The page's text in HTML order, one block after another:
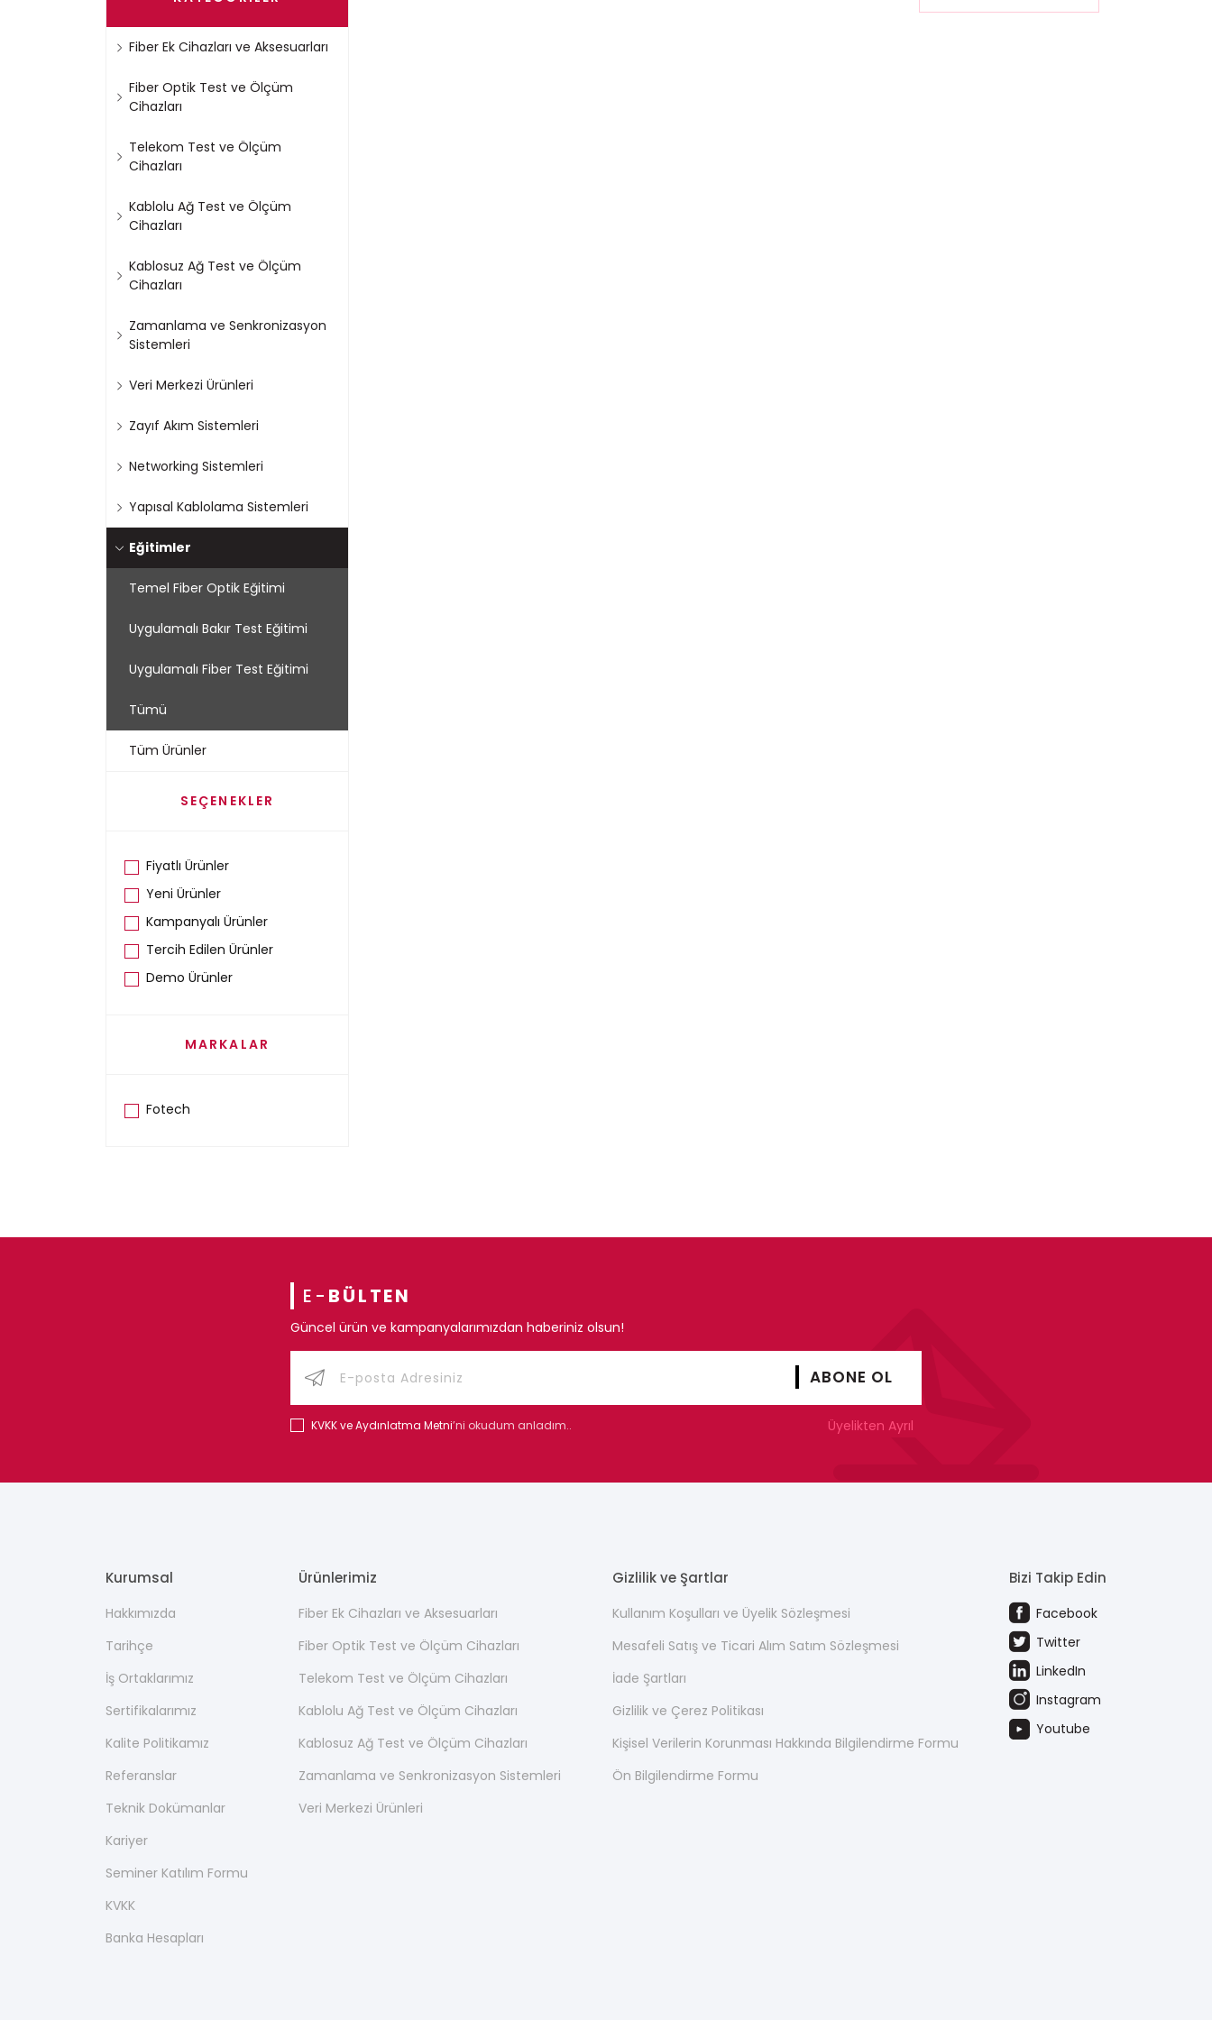
Fiber Ek Cihazları ve Aksesuarları
Fiber Optik Test ve Ölçüm
Cihazları
Telekom Test ve Ölçüm
Cihazları
Kablolu Ağ Test ve Ölçüm
Cihazları
Kablosuz Ağ Test ve Ölçüm
Cihazları
Zamanlama ve Senkronizasyon
Sistemleri
Veri Merkezi Ürünleri
Zayıf Akım Sistemleri
Networking Sistemleri
Yapısal Kablolama Sistemleri
Eğitimler
Temel Fiber Optik Eğitimi
Uygulamalı Bakır Test Eğitimi
Uygulamalı Fiber Test Eğitimi
Tümü
Tüm Ürünler
SEÇENEKLER
Fiyatlı Ürünler
Yeni Ürünler
Kampanyalı Ürünler
Tercih Edilen Ürünler
Demo Ürünler
MARKALAR
Fotech
E- BÜLTEN
Güncel ürün ve kampanyalarımızdan haberiniz olsun!
KVKK ve Aydınlatma Metni’ni okudum anladım.. Üyelikten Ayrıl
Kurumsal
Hakkımızda
Tarihçe
İş Ortaklarımız
Sertifikalarımız
Kalite Politikamız
Referanslar
Teknik Dokümanlar
Kariyer
Seminer Katılım Formu
KVKK
Banka Hesapları
Ürünlerimiz
Fiber Ek Cihazları ve Aksesuarları
Fiber Optik Test ve Ölçüm Cihazları
Telekom Test ve Ölçüm Cihazları
Kablolu Ağ Test ve Ölçüm Cihazları
Kablosuz Ağ Test ve Ölçüm Cihazları
Zamanlama ve Senkronizasyon Sistemleri
Veri Merkezi Ürünleri
Gizlilik ve Şartlar
Kullanım Koşulları ve Üyelik Sözleşmesi
Mesafeli Satış ve Ticari Alım Satım Sözleşmesi
İade Şartları
Gizlilik ve Çerez Politikası
Kişisel Verilerin Korunması Hakkında Bilgilendirme Formu
Ön Bilgilendirme Formu
Bizi Takip Edin
Facebook
Twitter
LinkedIn
Instagram
Youtube